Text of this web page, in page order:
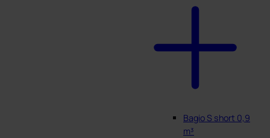
Bagio S short 0,9
m³